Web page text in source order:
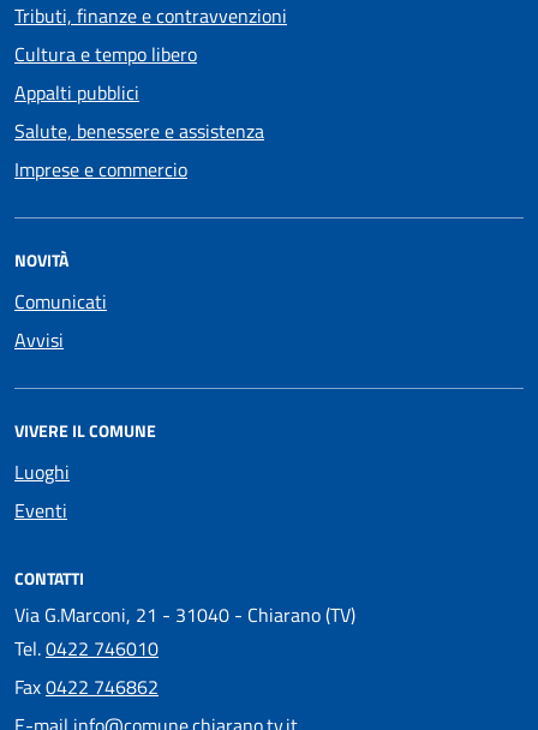
Tributi, finanze e contravvenzioni
Cultura e tempo libero
Appalti pubblici
Salute, benessere e assistenza
Imprese e commercio
NOVITÀ
Comunicati
Avvisi
VIVERE IL COMUNE
Luoghi
Eventi
CONTATTI
Via G.Marconi, 21 - 31040 - Chiarano (TV)
Tel.0422 746010
Fax0422 746862